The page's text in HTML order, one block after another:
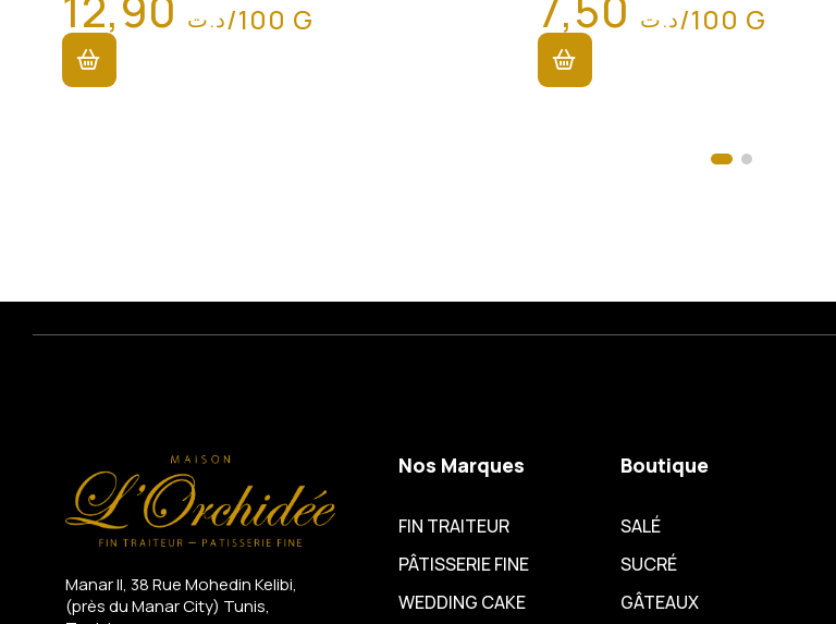
د.ت/100 G د.ت/100 G
Manar II, 38 Rue Mohedin Kelibi,
(près du Manar City) Tunis,
Nos Marques
FIN TRAITEUR
PÂTISSERIE FINE
WEDDING CAKE
Boutique
SALÉ
SUCRÉ
GÂTEAUX